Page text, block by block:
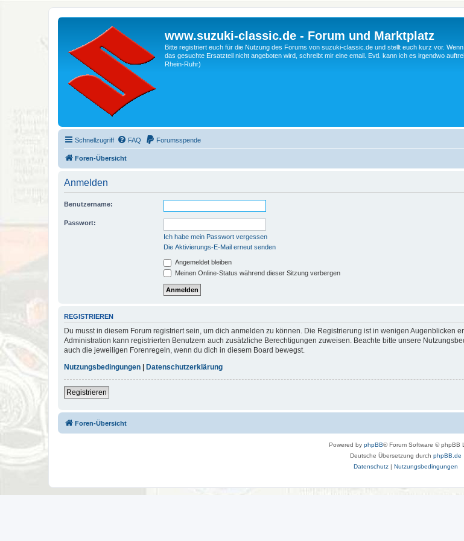
www.suzuki-classic.de - Forum und Marktplatz
Bitte registriert euch für die Nutzung des Forums von suzuki-classic.de und stellt euch kurz vor.
das gesuchte Ersatzteil nicht angeboten wird, schreibt mir eine email. Evtl. kann ich es irgendwo
Rhein-Ruhr)
Schnellzugriff FAQ Forumsspende
Foren-Übersicht
Anmelden
Benutzername:
Passwort:
Ich habe mein Passwort vergessen
Die Aktivierungs-E-Mail erneut senden
Angemeldet bleiben
Meinen Online-Status während dieser Sitzung verbergen
REGISTRIEREN
Du musst in diesem Forum registriert sein, um dich anmelden zu können. Die Registrierung ist in wenigen Augenblicken
Administration kann registrierten Benutzern auch zusätzliche Berechtigungen zuweisen. Beachte bitte unsere
auch die jeweiligen Forenregeln, wenn du dich in diesem Board bewegst.
Nutzungsbedingungen | Datenschutzerklärung
Registrieren
Foren-Übersicht
Powered by phpBB® Forum Software © phpBB
Deutsche Übersetzung durch phpBB.de
Datenschutz| Nutzungsbedingungen